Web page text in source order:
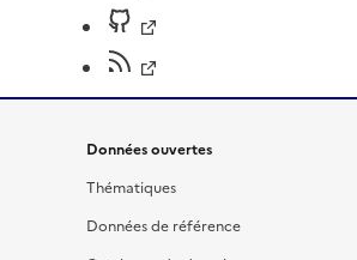
Données ouvertes
Thématiques
Données de référence